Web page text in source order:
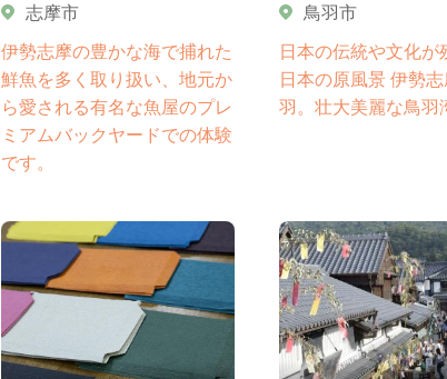
志摩市
伊勢志摩の豊かな海で捕れた
鮮魚を多く取り扱い、地元か
ら愛される有名な魚屋のプレ
ミアムバックヤードでの体験
です。
鳥羽市
日本の伝統や文化が
日本の原風景 伊勢
羽。壮大美麗な鳥羽